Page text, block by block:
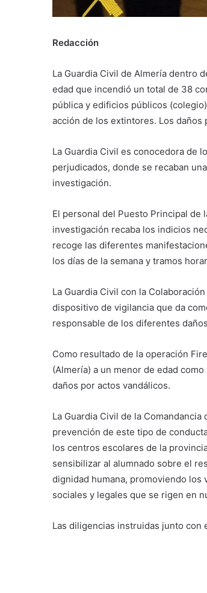
Redacción
La Guardia Civil de Almería dentro
edad que incendió un total de 38
pública y edificios públicos
acción de los extintores. Los
La Guardia Civil es conocedora de
perjudicados, donde se recaban
investigación.
El personal del Puesto Principal de
investigación recaba los indicios
recoge las diferentes
los días de la semana y tramos
La Guardia Civil con la
dispositivo de vigilancia que da
responsable de los diferentes
Como resultado de la operación
(Almería) a un menor de edad
daños por actos vandálicos.
La Guardia Civil de la
prevención de este tipo de
los centros escolares de la
sensibilizar al alumnado sobre el
dignidad humana, promoviendo los
sociales y legales que se rigen en
Las diligencias instruidas junto con